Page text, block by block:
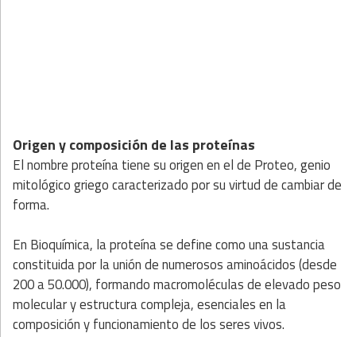
Origen y composición de las proteínas
El nombre proteína tiene su origen en el de Proteo, genio
mitológico griego caracterizado por su virtud de cambiar de
forma.
En Bioquímica, la proteína se define como una sustancia
constituida por la unión de numerosos aminoácidos (desde
200 a 50.000), formando macromoléculas de elevado peso
molecular y estructura compleja, esenciales en la
composición y funcionamiento de los seres vivos.